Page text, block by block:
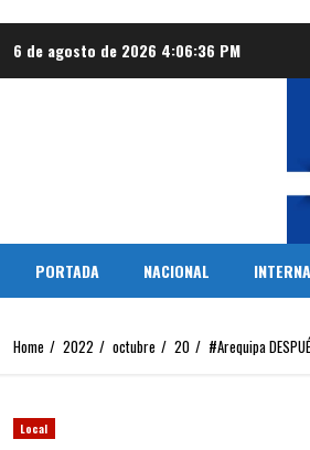
6 de agosto de 2026 4:06:37 PM
PORTADA NACIONAL
Home 2022 octubre 20 #Arequipa
Local